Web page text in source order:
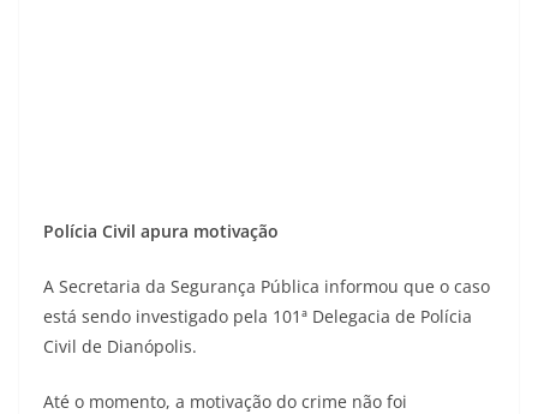
Polícia Civil apura motivação
A Secretaria da Segurança Pública informou que o caso
está sendo investigado pela 101ª Delegacia de Polícia
Civil de Dianópolis.
Até o momento, a motivação do crime não foi